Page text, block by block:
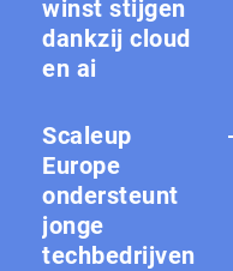
winst stijgen
dankzij cloud
en ai
Scaleup
Europe
ondersteunt
jonge
techbedrijven